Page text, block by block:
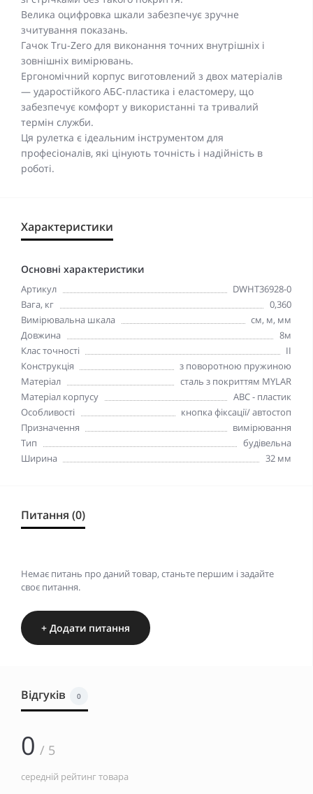
Велика оцифровка шкали забезпечує зручне
зчитування показань.
Гачок Tru-Zero для виконання точних внутрішніх і
зовнішніх вимірювань.
Ергономічний корпус виготовлений з двох матеріалів
— ударостійкого АБС-пластика і еластомеру, що
забезпечує комфорт у використанні та тривалий
термін служби.
Ця рулетка є ідеальним інструментом для
професіоналів, які цінують точність і надійність в
роботі.
Характеристики
Основні характеристики
Артикул
DWHT36928-0
Вага, кг
0,360
Вимірювальна шкала
см, м, мм
Довжина
8м
Клас точності
II
Конструкція
з поворотною пружиною
Матеріал
сталь з покриттям MYLAR
Матеріал корпусу
АВС - пластик
Особливості
кнопка фіксації/ автостоп
Призначення
вимірювання
Тип
будівельна
Ширина
32 мм
Питання (0)
Немає питань про даний товар, станьте першим і задайте
своє питання.
+ Додати питання
Відгуків 0
0 / 5
середній рейтинг товара